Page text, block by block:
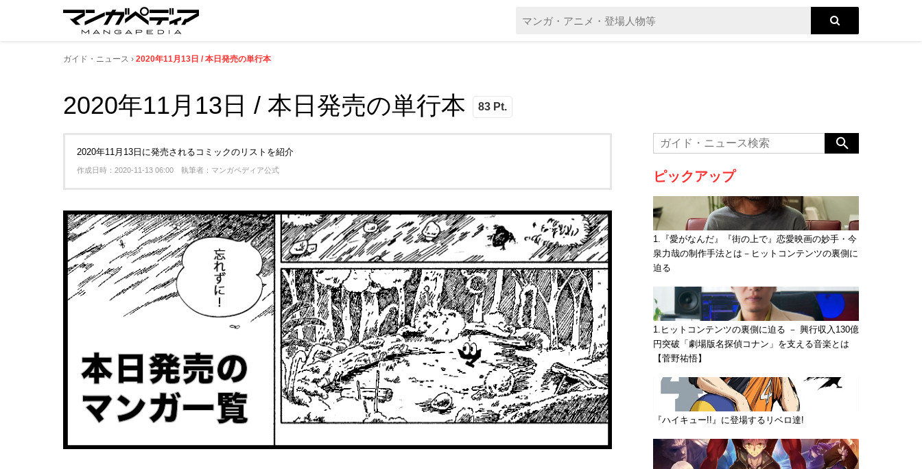
ガイド・ニュース 2020年11月13日 / 本日発売の単行本
2020年11月13日 / 本日発売の単行本 83 Pt.
2020年11月13日に発売されるコミックのリストを紹介
作成日時：2020-11-13 06:00 執筆者：マンガペディア公式 ピックアップ
1.『愛がなんだ』『街の上で』恋愛映画の妙手・今
泉力哉の制作手法とは－ヒットコンテンツの裏側に
迫る
1.ヒットコンテンツの裏側に迫る － 興行収入130億
円突破「劇場版名探偵コナン」を支える音楽とは
【菅野祐悟】
『ハイキュー!!』に登場するリベロ達!